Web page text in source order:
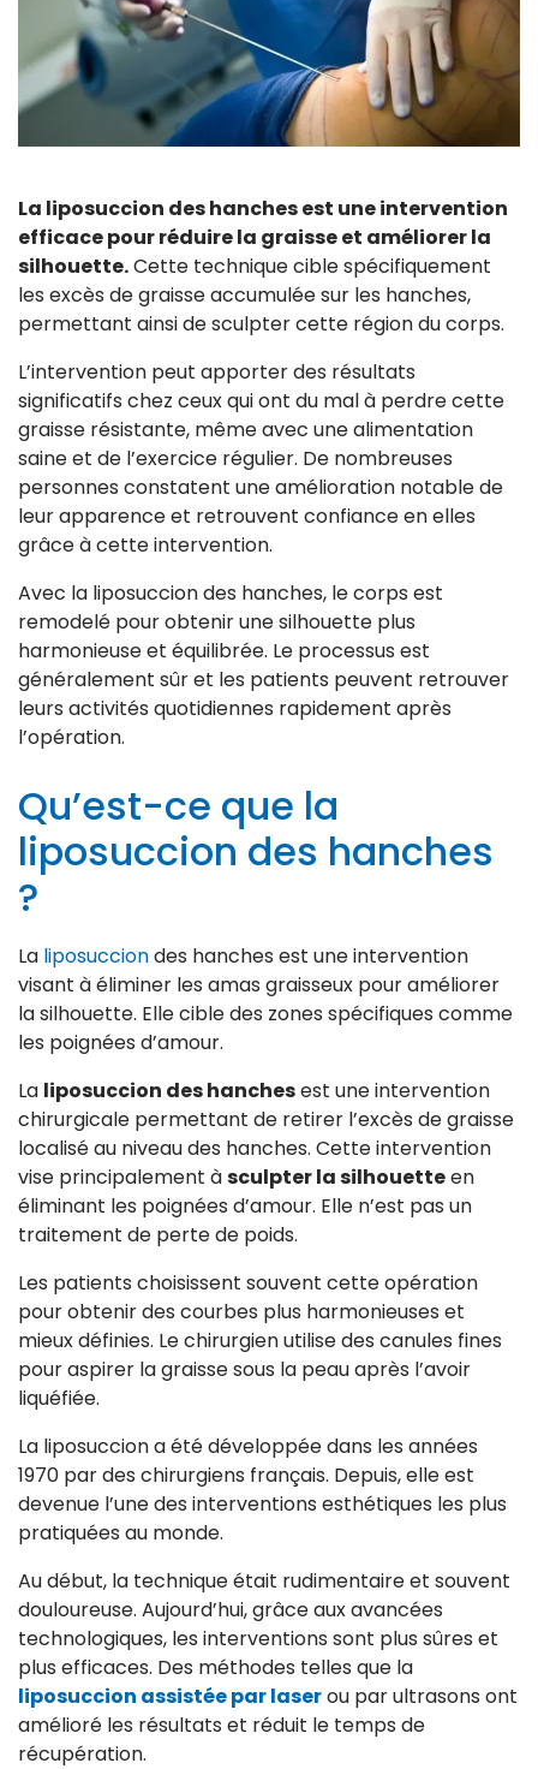
La liposuccion des hanches est une intervention
efficace pour réduire la graisse et améliorer la
silhouette.Cette technique cible spécifiquement
les excès de graisse accumulée sur les hanches,
permettant ainsi de sculpter cette région du corps.
L’intervention peut apporter des résultats
significatifs chez ceux qui ont du mal à perdre cette
graisse résistante, même avec une alimentation
saine et de l’exercice régulier. De nombreuses
personnes constatent une amélioration notable de
leur apparence et retrouvent confiance en elles
grâce à cette intervention.
Avec la liposuccion des hanches, le corps est
remodelé pour obtenir une silhouette plus
harmonieuse et équilibrée. Le processus est
généralement sûr et les patients peuvent retrouver
leurs activités quotidiennes rapidement après
l’opération.
Qu’est-ce que la
liposuccion des hanches
?
La liposucciondes hanches est une intervention
visant à éliminer les amas graisseux pour améliorer
la silhouette. Elle cible des zones spécifiques comme
les poignées d’amour.
La liposuccion des hanchesest une intervention
chirurgicale permettant de retirer l’excès de graisse
localisé au niveau des hanches. Cette intervention
vise principalement àsculpter la silhouetteen
éliminant les poignées d’amour. Elle n’est pas un
traitement de perte de poids.
Les patients choisissent souvent cette opération
pour obtenir des courbes plus harmonieuses et
mieux définies. Le chirurgien utilise des canules fines
pour aspirer la graisse sous la peau après l’avoir
liquéfiée.
La liposuccion a été développée dans les années
1970 par des chirurgiens français. Depuis, elle est
devenue l’une des interventions esthétiques les plus
pratiquées au monde.
Au début, la technique était rudimentaire et souvent
douloureuse. Aujourd’hui, grâce aux avancées
technologiques, les interventions sont plus sûres et
plus efficaces. Des méthodes telles que la
liposuccion assistée par laserou par ultrasons ont
amélioré les résultats et réduit le temps de
récupération.